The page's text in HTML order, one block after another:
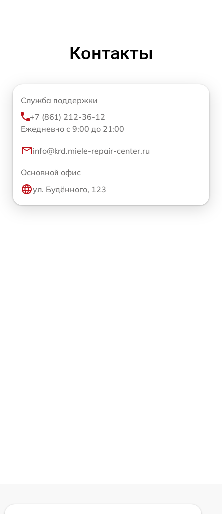
Контакты
Служба поддержки
+7 (861) 212-36-12
Ежедневно с 9:00 до 21:00
info@krd.miele-repair-center.ru
Основной офис
ул. Будённого, 123